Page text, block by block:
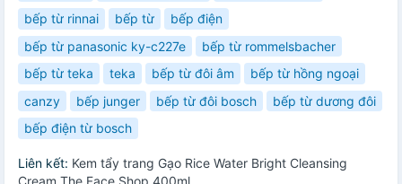
bếp từ rinnai
bếp từ
bếp điện
bếp từ panasonic ky-c227e
bếp từ rommelsbacher
bếp từ teka
teka bếp từ đôi âm
bếp từ hồng ngoại
canzy
bếp junger bếp từ đôi bosch
bếp từ dương đôi
bếp điện từ bosch
Liên kết: Kem tẩy trang Gạo Rice Water Bright Cleansing
Cream The Face Shop 400ml